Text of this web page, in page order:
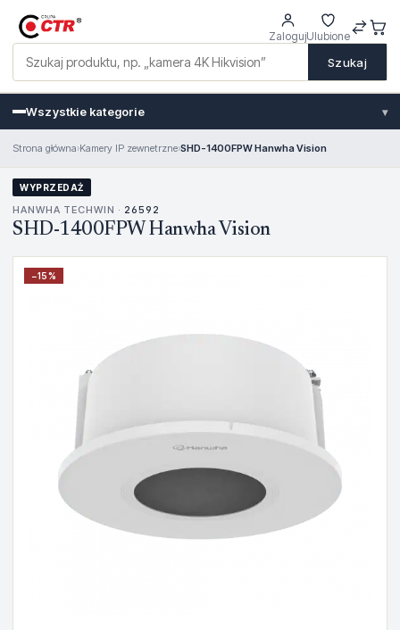
Szukaj
ZalogujUlubione
Wszystkie kategorie ▾
Strona główna›Kamery IP zewnetrzne›SHD-1400FPW Hanwha Vision
WYPRZEDAŻ
HANWHA TECHWIN · 26592
SHD-1400FPW Hanwha Vision
−15%